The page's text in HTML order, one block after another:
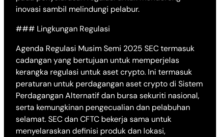
inovasi sambil melindungi pelabur.
### Lingkungan Regulasi
Agenda Regulasi Musim Semi 2025 SEC termasuk
cadangan yang bertujuan untuk memperjelas
kerangka regulasi untuk aset crypto. Ini termasuk
peraturan untuk perdagangan aset crypto di Sistem
Perdagangan Alternatif dan bursa sekuriti nasional,
serta kemungkinan pengecualian dan pelabuhan
selamat. SEC dan CFTC bekerja sama untuk
menyelaraskan definisi produk dan lokasi,